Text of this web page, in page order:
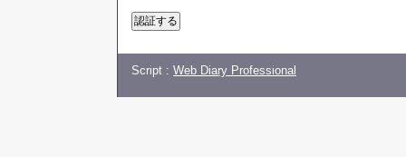
Script : Web Diary Professional